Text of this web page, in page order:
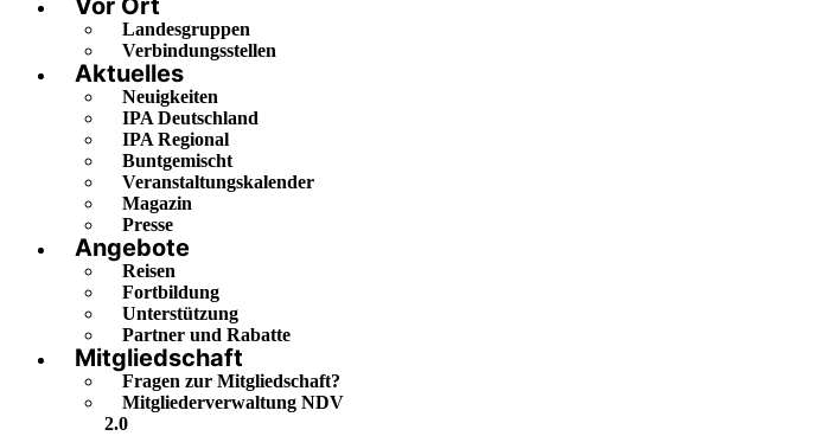
Vor Ort
Landesgruppen
Verbindungsstellen
Aktuelles
Neuigkeiten
IPA Deutschland
IPA Regional
Buntgemischt
Veranstaltungskalender
Magazin
Presse
Angebote
Reisen
Fortbildung
Unterstützung
Partner und Rabatte
Mitgliedschaft
Fragen zur Mitgliedschaft?
Mitgliederverwaltung NDV
2.0